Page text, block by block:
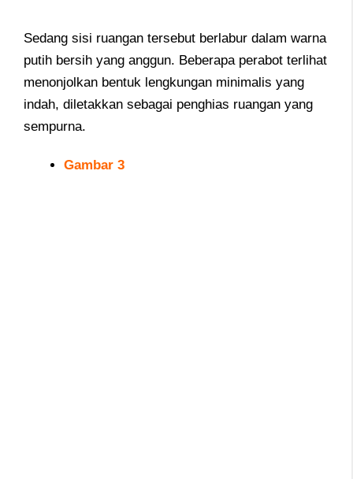
Sedang sisi ruangan tersebut berlabur dalam warna
putih bersih yang anggun. Beberapa perabot terlihat
menonjolkan bentuk lengkungan minimalis yang
indah, diletakkan sebagai penghias ruangan yang
sempurna.
Gambar 3